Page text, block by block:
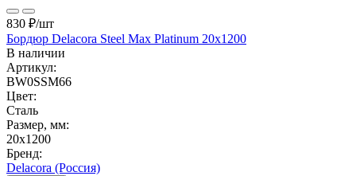
830 ₽/шт
Бордюр Delacora Steel Max Platinum 20x1200
В наличии
Артикул:
BW0SSM66
Цвет:
Сталь
Размер, мм:
20x1200
Бренд:
Delacora (Россия)